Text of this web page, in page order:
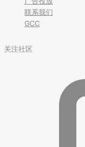
联系我们
GCC
关注社区